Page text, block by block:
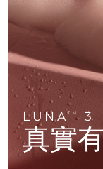
LUNATM 3
真實
護膚品
全部購買
曼島
義大利
日本
澤西島